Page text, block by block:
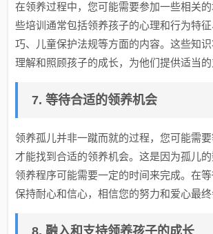
在领养过程中，您可能需要参加一些相关
些培训通常包括领养孩子的心理和行为特
巧、儿童保护法规等方面的内容。这些知
理解和照顾孩子的成长，为他们提供适当的
7. 等待合适的领养机会
领养孤儿并非一蹴而就的过程，您可能需要
才能找到合适的领养机会。这是因为孤儿
领养程序可能需要一定的时间来完成。在
保持耐心和信心，相信您的努力和爱心最终
8. 融入和支持领养孩子的成长